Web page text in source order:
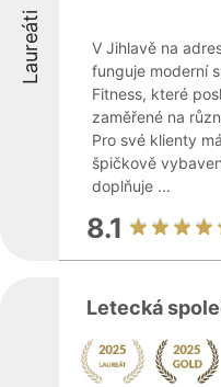
Laureáti
V Jihlavě na
funguje moderní
Fitness, které
zaměřené na
Pro své klienty
špičkově
doplňuje ...
8.1
Letecká